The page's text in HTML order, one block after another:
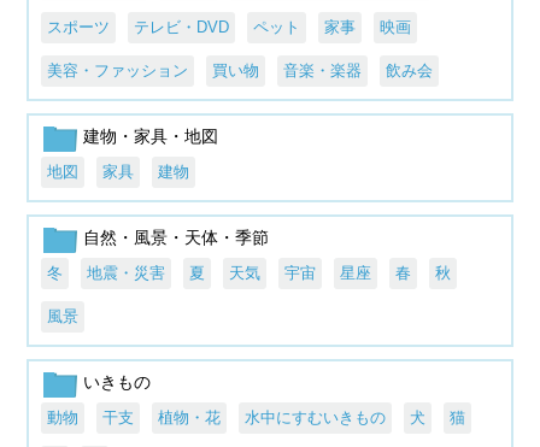
スポーツ テレビ・DVD ペット 家事 映画
美容・ファッション 買い物 音楽・楽器 飲み会
建物・家具・地図
地図 家具 建物
自然・風景・天体・季節
冬 地震・災害 夏 天気 宇宙 星座 春 秋
風景
いきもの
動物 干支 植物・花 水中にすむいきもの 犬 猫